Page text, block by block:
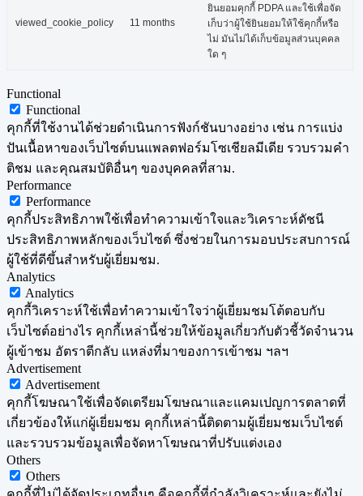
viewed_cookie_policy 11 months
ยินยอมคุกกี้ PDPA และใช้เพื่อจัด
เก็บว่าผู้ใช้ยินยอมให้ใช้คุกกี้หรือ
ไม่ มันไม่ได้เก็บข้อมูลส่วนบุคคล
ใด ๆ
Functional
Functional
คุกกี้ที่ใช้งานได้ช่วยดำเนินการฟังก์ชันบางอย่าง เช่น การแบ่ง
ปันเนื้อหาของเว็บไซต์บนแพลตฟอร์มโซเชียลมีเดีย รวบรวมคำ
ติชม และคุณสมบัติอื่นๆ ของบุคคลที่สาม.
Performance
Performance
คุกกี้ประสิทธิภาพใช้เพื่อทำความเข้าใจและวิเคราะห์ดัชนี
ประสิทธิภาพหลักของเว็บไซต์ ซึ่งช่วยในการมอบประสบการณ์
ผู้ใช้ที่ดีขึ้นสำหรับผู้เยี่ยมชม.
Analytics
Analytics
คุกกี้วิเคราะห์ใช้เพื่อทำความเข้าใจว่าผู้เยี่ยมชมโต้ตอบกับ
เว็บไซต์อย่างไร คุกกี้เหล่านี้ช่วยให้ข้อมูลเกี่ยวกับตัวชี้วัดจำนวน
ผู้เข้าชม อัตราตีกลับ แหล่งที่มาของการเข้าชม ฯลฯ
Advertisement
Advertisement
คุกกี้โฆษณาใช้เพื่อจัดเตรียมโฆษณาและแคมเปญการตลาดที่
เกี่ยวข้องให้แก่ผู้เยี่ยมชม คุกกี้เหล่านี้ติดตามผู้เยี่ยมชมเว็บไซต์
และรวบรวมข้อมูลเพื่อจัดหาโฆษณาที่ปรับแต่งเอง
Others
Others